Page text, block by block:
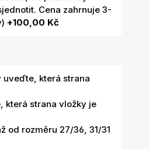
Cena zahrnuje 3-
+100,00 Kč
uveďte, která strana
která strana vložky je
od rozměru 27/36, 31/31